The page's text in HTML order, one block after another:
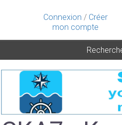
Connexion / Créer
mon compte